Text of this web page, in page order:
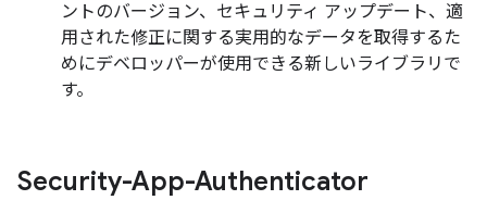
ントのバージョン、セキュリティ アップデート、適
用された修正に関する実用的なデータを取得するた
めにデベロッパーが使用できる新しいライブラリで
す。
Security-App-Authenticator